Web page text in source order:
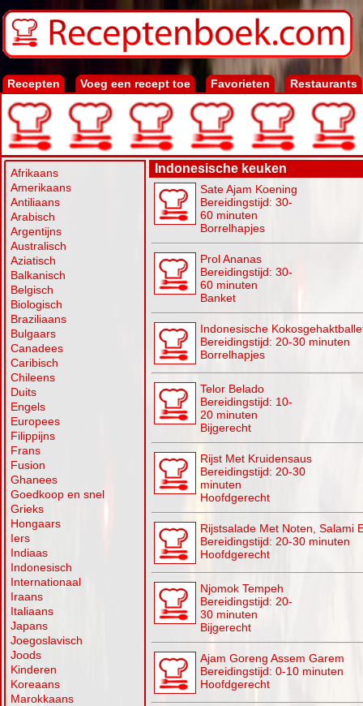
Recepten Voeg een recept toe Favorieten Restaurants
Afrikaans
Amerikaans
Antiliaans
Arabisch
Argentijns
Australisch
Aziatisch
Balkanisch
Belgisch
Biologisch
Braziliaans
Bulgaars
Canadees
Caribisch
Chileens
Duits
Engels
Europees
Filippijns
Frans
Fusion
Ghanees
Goedkoop en snel
Grieks
Hongaars
Iers
Indiaas
Indonesisch
Internationaal
Iraans
Italiaans
Japans
Joegoslavisch
Joods
Kinderen
Koreaans
Marokkaans
Indonesische keuken
Sate Ajam Koening
Bereidingstijd: 30-
60 minuten
Borrelhapjes
Prol Ananas
Bereidingstijd: 30-
60 minuten
Banket
Indonesische
Bereidingstijd: 20-30 minuten
Borrelhapjes
Telor Belado
Bereidingstijd: 10-
20 minuten
Bijgerecht
Rijst Met Kruidensaus
Bereidingstijd: 20-30
minuten
Hoofdgerecht
Rijstsalade Met Noten, Salami
Bereidingstijd: 20-30 minuten
Hoofdgerecht
Njomok Tempeh
Bereidingstijd: 20-
30 minuten
Bijgerecht
Ajam Goreng Assem Garem
Bereidingstijd: 0-10 minuten
Hoofdgerecht